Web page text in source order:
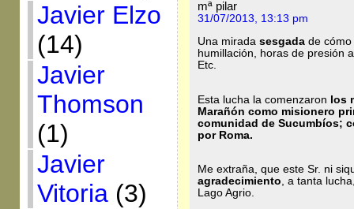
Javier Elzo
(14)
Javier
Thomson
(1)
Javier
Vitoria(3)
mª pilar
31/07/2013, 13:13 pm
Una mirada sesgada de cómo
humillación, horas de presión
Etc.
Esta lucha la comenzaron los
Marañón como misionero
comunidad de Sucumbíos;
por Roma.
Me extraña, que este Sr. ni
agradecimiento, a tanta
Lago Agrio.